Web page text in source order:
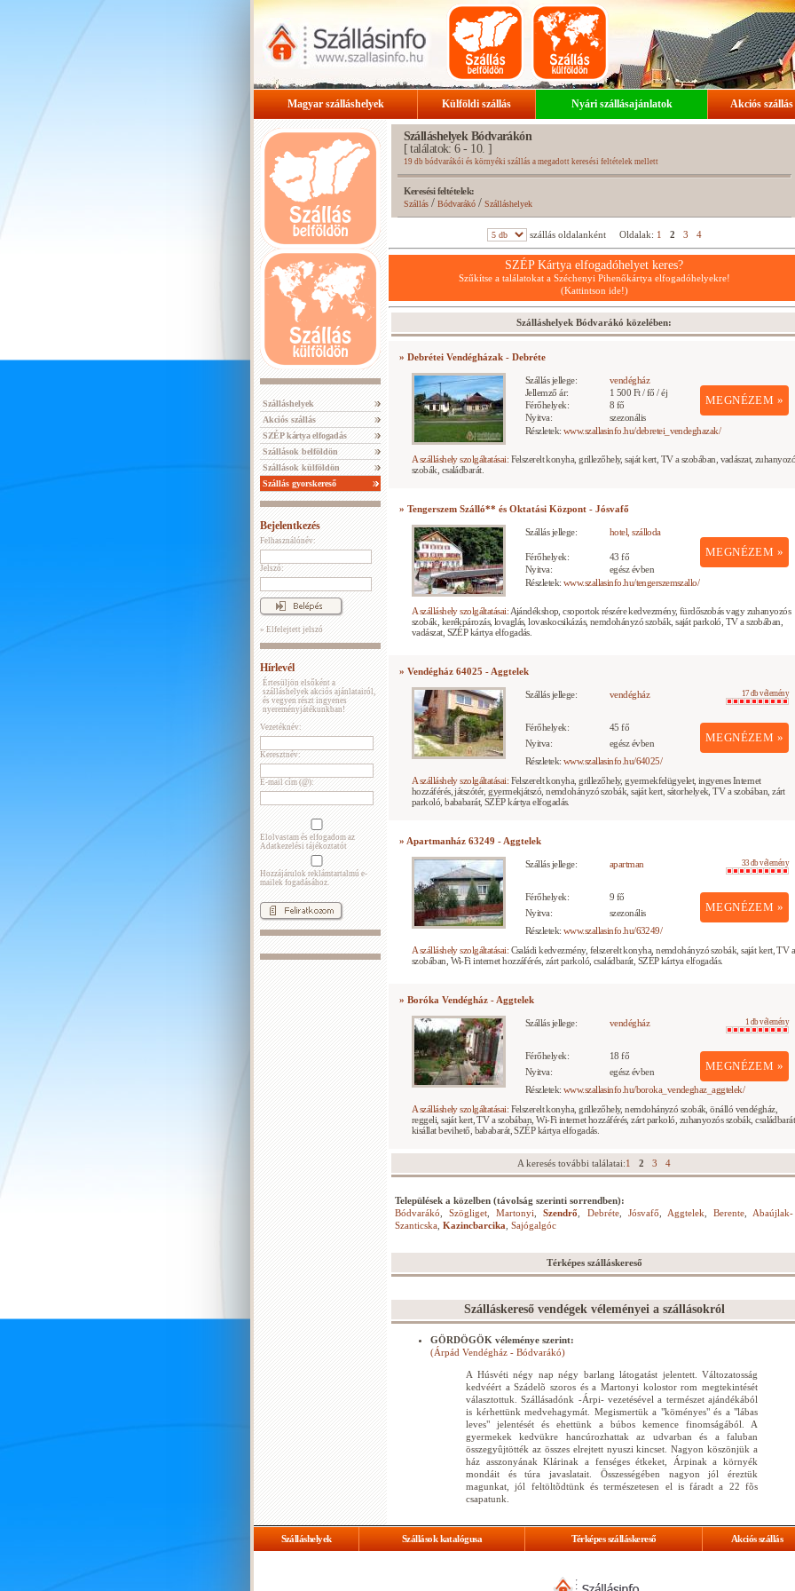
Magyar szálláshelyek Külföldi szállás Nyári szállásajánlatok Akciós szállás
Szálláshelyek
Akciós szállás
SZÉP kártya elfogadás
Szállások belföldön
Szállások külföldön
Szállás gyorskereső
Bejelentkezés
Felhasználónév:
Jelszó:
» Elfelejtett jelszó
Hírlevél
Értesüljön elsőként a
szálláshelyek akciós ajánlatairól,
és vegyen részt ingyenes
nyereményjátékunkban!
Vezetéknév:
Keresztnév:
E-mail cím (@):
Elolvastam és elfogadom az
Adatkezelési tájékoztatót
Hozzájárulok reklámtartalmú e-
mailek fogadásához.
Szálláshelyek Bódvarákón
[ találatok: 6 - 10. ]
19 db bódvarákói és környéki szállás a megadott keresési feltételek mellett
Keresési feltételek:
Szállás/ Bódvarákó/Szálláshelyek
szállás oldalanként Oldalak: 1 2 3 4
SZÉP Kártya elfogadóhelyet keres?
Szűkítse a találatokat a Széchenyi Pihenőkártya elfogadóhelyekre!
(Kattintson ide!)
Szálláshelyek Bódvarákó közelében:
» Debrétei Vendégházak - Debréte
Szállás jellege: vendégház
MEGNÉZEM »
Jellemző ár:
1 500 Ft / fő / éj
Férőhelyek:
8 fő
Nyitva:
szezonális
Részletek: www.szallasinfo.hu/debretei_vendeghazak/
A szálláshely szolgáltatásai: Felszerelt konyha, grillezőhely, saját kert, TV a szobában, vadászat,
szobák, családbarát.
» Tengerszem Szálló** és Oktatási Központ - Jósvafő
Szállás jellege: hotel, szálloda
MEGNÉZEM »
Férőhelyek:
43 fő
Nyitva:
egész évben
Részletek: www.szallasinfo.hu/tengerszemszallo/
A szálláshely szolgáltatásai: Ajándékshop, csoportok részére kedvezmény, fürdőszobás vagy zuhanyozós
szobák, kerékpározás, lovaglás, lovaskocsikázás, nemdohányzó szobák, saját parkoló, TV a szobában,
vadászat, SZÉP kártya elfogadás.
» Vendégház 64025 - Aggtelek
Szállás jellege: vendégház 17 db vélemény
MEGNÉZEM »
Férőhelyek:
45 fő
Nyitva:
egész évben
Részletek: www.szallasinfo.hu/64025/
A szálláshely szolgáltatásai: Felszerelt konyha, grillezőhely, gyermekfelügyelet, ingyenes Internet
hozzáférés, játszótér, gyermekjátszó, nemdohányzó szobák, saját kert, sátorhelyek, TV a szobában, zárt
parkoló, bababarát, SZÉP kártya elfogadás.
» Apartmanház 63249 - Aggtelek
Szállás jellege: apartman 33 db vélemény
MEGNÉZEM »
Férőhelyek:
9 fő
Nyitva:
szezonális
Részletek: www.szallasinfo.hu/63249/
A szálláshely szolgáltatásai: Családi kedvezmény, felszerelt konyha, nemdohányzó szobák, saját kert, TV a
szobában, Wi-Fi internet hozzáférés, zárt parkoló, családbarát, SZÉP kártya elfogadás.
» Boróka Vendégház - Aggtelek
Szállás jellege: vendégház 1 db vélemény
MEGNÉZEM »
Férőhelyek:
18 fő
Nyitva:
egész évben
Részletek: www.szallasinfo.hu/boroka_vendeghaz_aggtelek/
A szálláshely szolgáltatásai: Felszerelt konyha, grillezőhely, nemdohányzó szobák, önálló vendégház,
reggeli, saját kert, TV a szobában, Wi-Fi internet hozzáférés, zárt parkoló, zuhanyozós szobák,
kisállat bevihető, bababarát, SZÉP kártya elfogadás.
A keresés további találatai:1 2 3 4
Települések a közelben (távolság szerinti sorrendben):
Bódvarákó ,Szögliget ,Martonyi ,Szendrő Debréte, Jósvafő Aggtelek Berente, Abaújlak-
Szanticska Kazincbarcika Sajógalgóc
Térképes szálláskereső
Szálláskereső vendégek véleményei a szállásokról
GÖRDÖGÖK véleménye szerint:
(Árpád Vendégház - Bódvarákó)
A Húsvéti négy nap négy barlang látogatást jelentett. Változatosság
kedvéért a Szádelõ szoros és a Martonyi kolostor rom megtekintését
választottuk. Szállásadónk -Árpi- vezetésével a természet ajándékából
is kérhettünk medvehagymát. Megismertük a "köményes" és a "lábas
leves" jelentését és ehettünk a búbos kemence finomságából. A
gyermekek kedvükre hancúrozhattak az udvarban és a faluban
összegyûjtötték az összes elrejtett nyuszi kincset. Nagyon köszönjük a
ház asszonyának Klárinak a fenséges étkeket, Árpinak a környék
mondáit és túra javaslatait. Összességében nagyon jól éreztük
magunkat, jól feltöltõdtünk és természetesen el is fáradt a 22 fõs
csapatunk.
Szálláshelyek Szállások katalógusa Térképes szálláskereső Akciós szállás